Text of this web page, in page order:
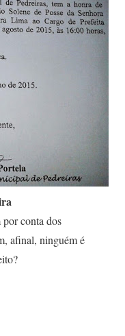
por conta dos
afinal, ninguém é